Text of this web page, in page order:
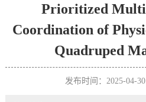
Prioritized
Coordination of
Quadruped
发布时间：2025-04-